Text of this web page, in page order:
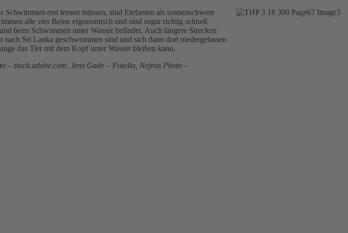
erst lernen müssen, sind Elefanten als tonnenschwere
alle vier Beine ergonomisch und sind sogar richtig schnell
beim Schwimmen unter Wasser befindet. Auch längere Strecken
Sri Lanka geschwommen sind und sich dann dort niedergelassen
das Tier mit dem Kopf unter Wasser bleiben kann.
– stock.adobe.com, Jens Gade – Fotolia, Nejron Photo –